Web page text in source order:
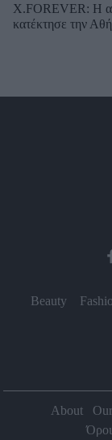
X.FOREVER: Η
κατέκτησε την
Beauty
About